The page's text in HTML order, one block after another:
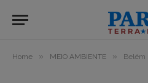
Home » MEIO AMBIENTE » Belém será